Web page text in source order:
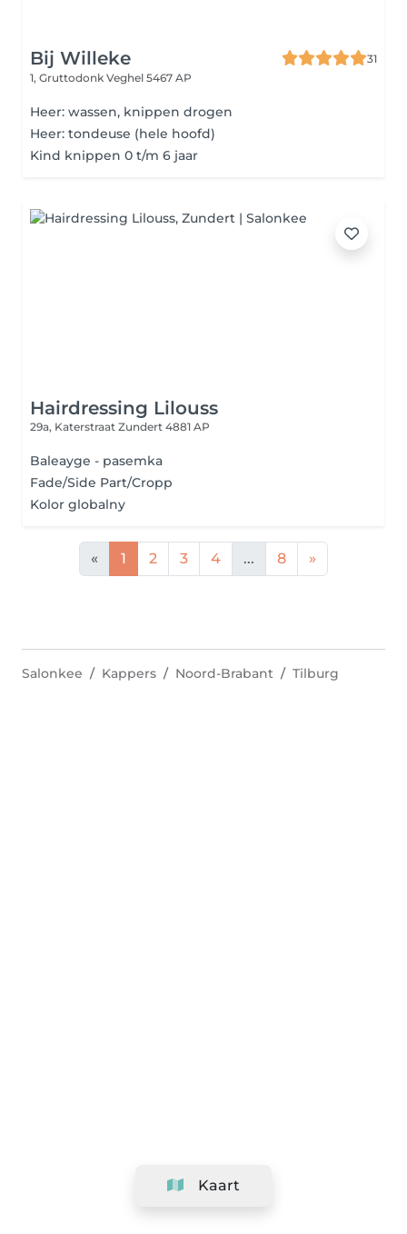
Bij Willeke
31
1, Gruttodonk Veghel 5467 AP
Heer: wassen, knippen drogen
Heer: tondeuse (hele hoofd)
Kind knippen 0 t/m 6 jaar
Hairdressing Lilouss
29a, Katerstraat Zundert 4881 AP
Baleayge - pasemka
Fade/Side Part/Cropp
Kolor globalny
« 1 2 3 4 ... 8 »
Kaart
Salonkee Kappers Noord-Brabant Tilburg